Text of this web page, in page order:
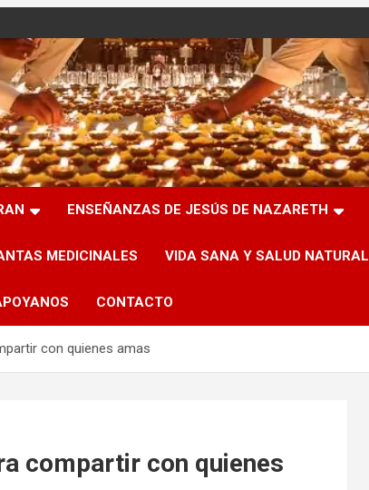
ENSEÑANZAS DE JESÚS DE NAZARETH
MEDICINALES VIDA SANA Y SALUD NATURAL
CONTACTO
con quienes amas
compartir con quienes